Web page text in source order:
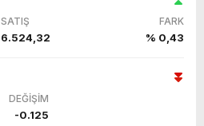
SATIŞ FARK
6.524,32 % 0,43
DEĞİŞİM
-0.125